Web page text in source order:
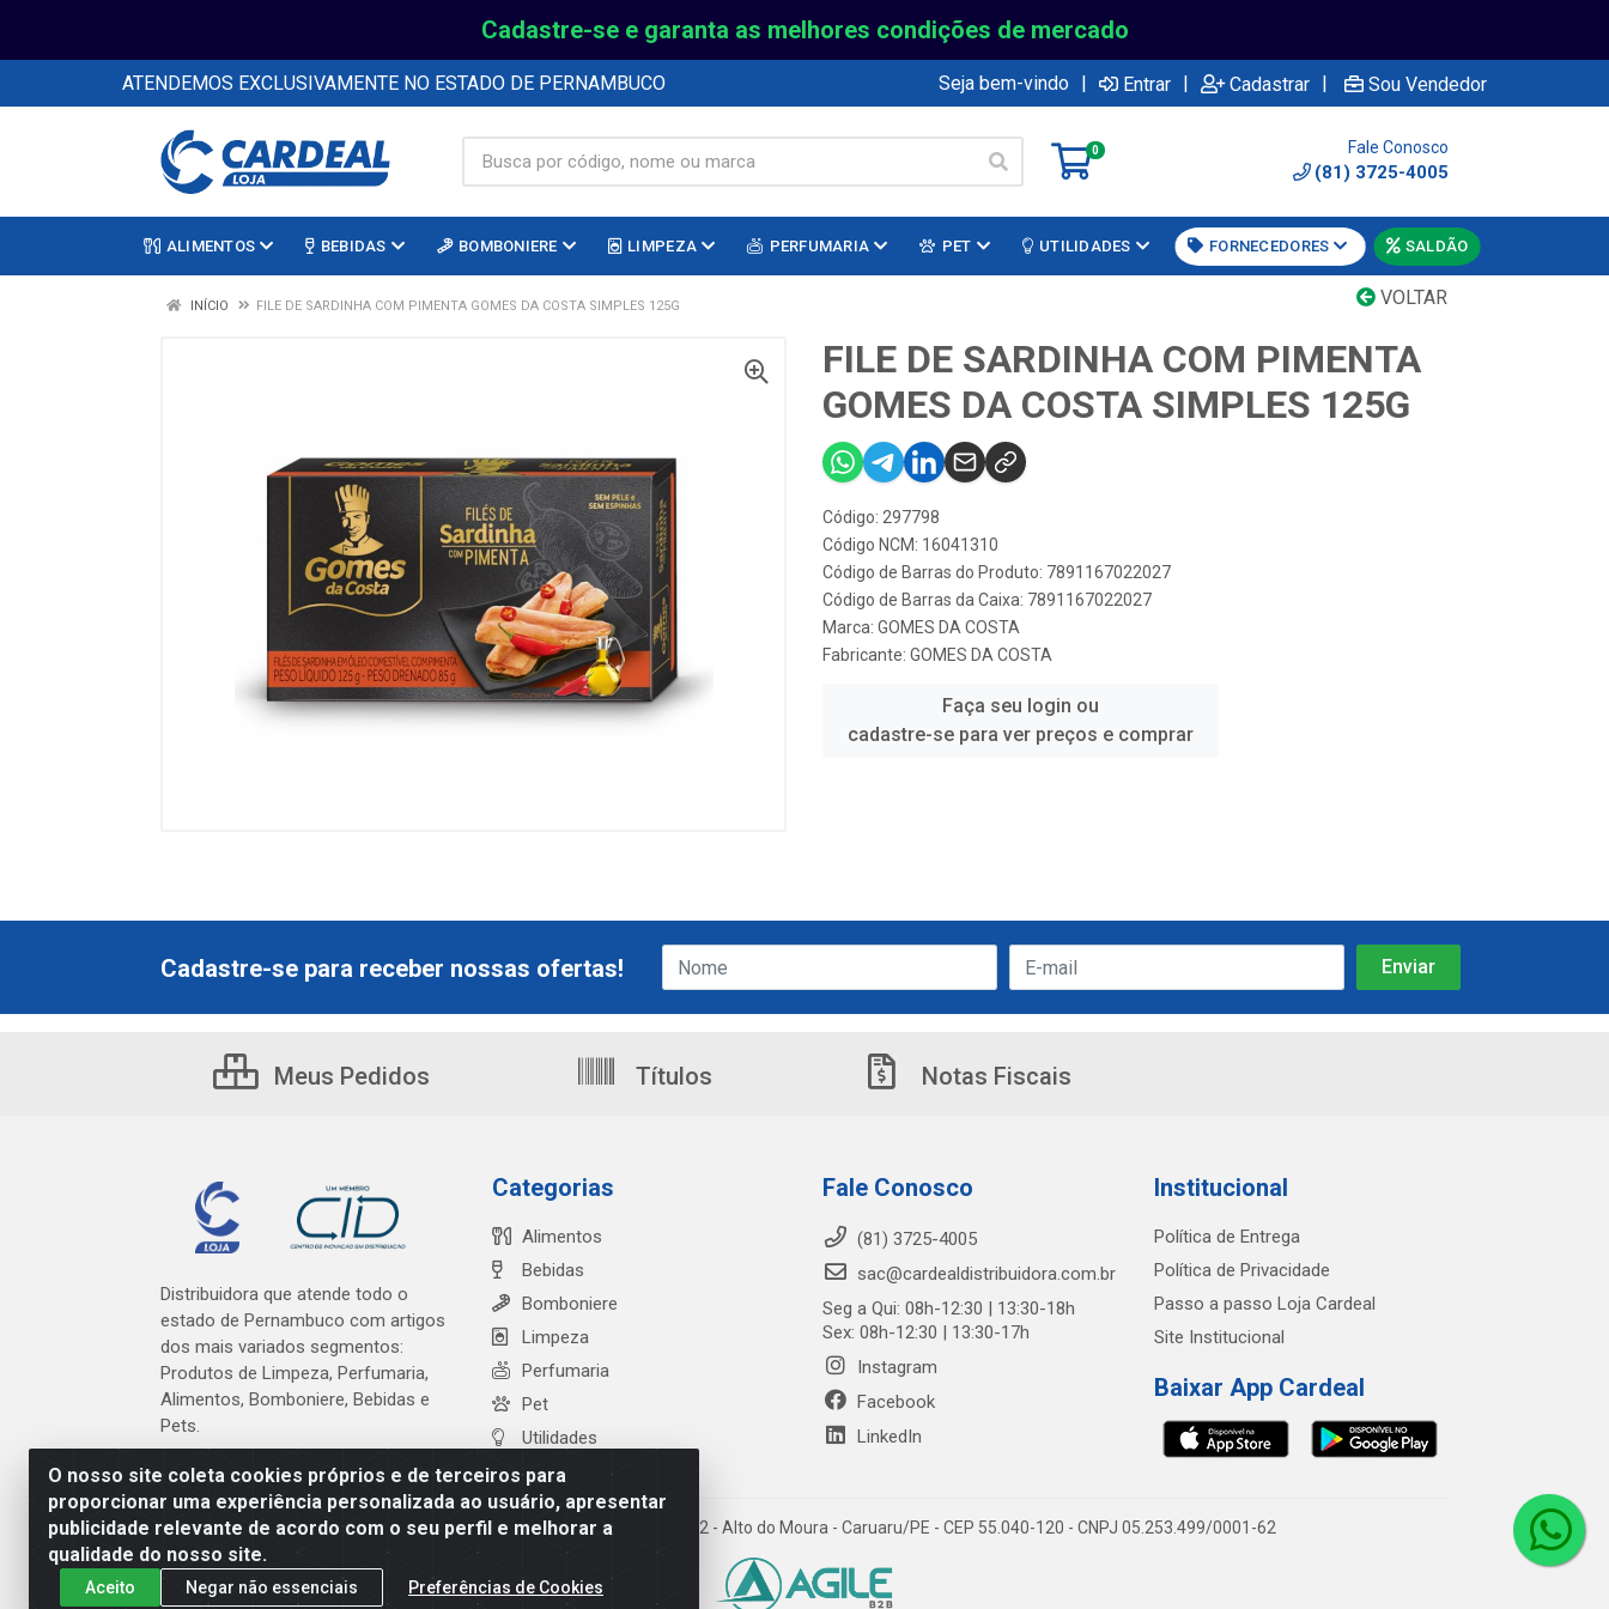
Cadastre-se e garanta as melhores condições de mercado
ATENDEMOS EXCLUSIVAMENTE NO ESTADO DE PERNAMBUCO Seja bem-vindo | Entrar | Cadastrar | Sou Vendedor
0 Fale Conosco
(81) 3725-4005
ALIMENTOS BEBIDAS BOMBONIERE LIMPEZA PERFUMARIA PET UTILIDADES FORNECEDORES SALDÃO
VOLTAR
INÍCIO FILE DE SARDINHA COM PIMENTA GOMES DA COSTA SIMPLES 125G
FILE DE SARDINHA COM PIMENTA
GOMES DA COSTA SIMPLES 125G
Código: 297798
Código NCM: 16041310
Código de Barras do Produto: 7891167022027
Código de Barras da Caixa: 7891167022027
Marca: GOMES DA COSTA
Fabricante: GOMES DA COSTA
Faça seu login ou
cadastre-se para ver preços e comprar
O nosso site coleta cookies próprios e de terceiros para
proporcionar uma experiência personalizada ao usuário, apresentar
publicidade relevante de acordo com o seu perfil e melhorar a
qualidade do nosso site.
Aceito Negar não essenciais Preferências de Cookies
Cadastre-se para receber nossas ofertas!
Meus Pedidos Títulos Notas Fiscais
Distribuidora que atende todo o
estado de Pernambuco com artigos
dos mais variados segmentos:
Produtos de Limpeza, Perfumaria,
Alimentos, Bomboniere, Bebidas e
Pets.
Categorias
Alimentos
Bebidas
Bomboniere
Limpeza
Perfumaria
Pet
Utilidades
Fale Conosco
(81) 3725-4005
sac@cardealdistribuidora.com.br
Seg a Qui: 08h-12:30 | 13:30-18h
Sex: 08h-12:30 | 13:30-17h
Instagram
Facebook
LinkedIn
Institucional
Política de Entrega
Política de Privacidade
Passo a passo Loja Cardeal
Site Institucional
Baixar App Cardeal
Cardeal Distribuidora - Estrada Alto do Moura, 582 - Alto do Moura - Caruaru/PE - CEP 55.040-120 - CNPJ 05.253.499/0001-62